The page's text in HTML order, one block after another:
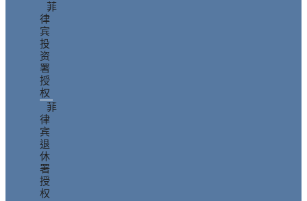
菲
律
宾
投
资
署
授
权
菲
律
宾
退
休
署
授
权